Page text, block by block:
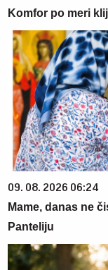
Komfor po meri
09. 08. 2026 06:24
Mame, danas ne
Panteliju